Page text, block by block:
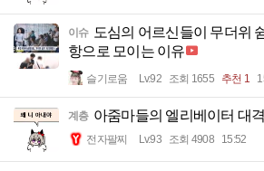
이슈 도심의 어르신들이 무더위
항으로 모이는 이유
슬기로움 Lv.92 조회 1655 추천 1
계층 아줌마들의 엘리베이터 대
전자팔찌 Lv.93 조회 4908 15:52